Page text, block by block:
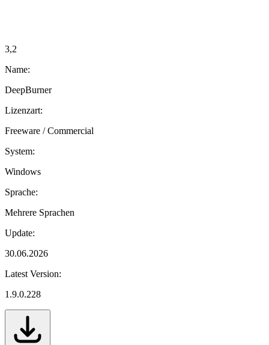
3,2
Name:
DeepBurner
Lizenzart:
Freeware / Commercial
System:
Windows
Sprache:
Mehrere Sprachen
Update:
30.06.2026
Latest Version:
1.9.0.228